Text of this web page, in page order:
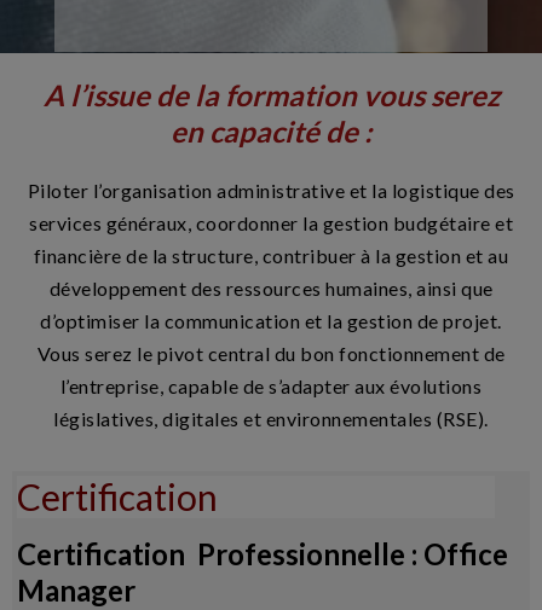
A l’issue de la formation vous serez
en capacité de :
Piloter l’organisation administrative et la logistique des
services généraux, coordonner la gestion budgétaire et
financière de la structure, contribuer à la gestion et au
développement des ressources humaines, ainsi que
d’optimiser la communication et la gestion de projet.
Vous serez le pivot central du bon fonctionnement de
l’entreprise, capable de s’adapter aux évolutions
législatives, digitales et environnementales (RSE).
Certification
Certification Professionnelle : Office
Manager